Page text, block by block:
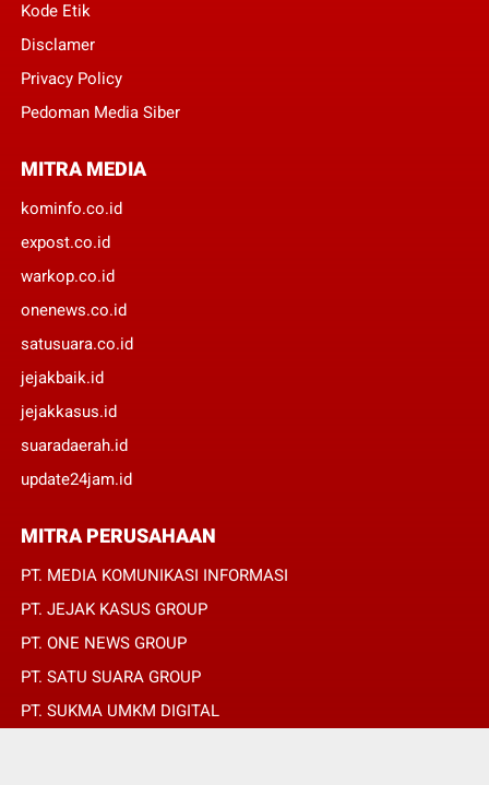
Kode Etik
Disclamer
Privacy Policy
Pedoman Media Siber
MITRA MEDIA
kominfo.co.id
expost.co.id
warkop.co.id
onenews.co.id
satusuara.co.id
jejakbaik.id
jejakkasus.id
suaradaerah.id
update24jam.id
MITRA PERUSAHAAN
PT. MEDIA KOMUNIKASI INFORMASI
PT. JEJAK KASUS GROUP
PT. ONE NEWS GROUP
PT. SATU SUARA GROUP
PT. SUKMA UMKM DIGITAL